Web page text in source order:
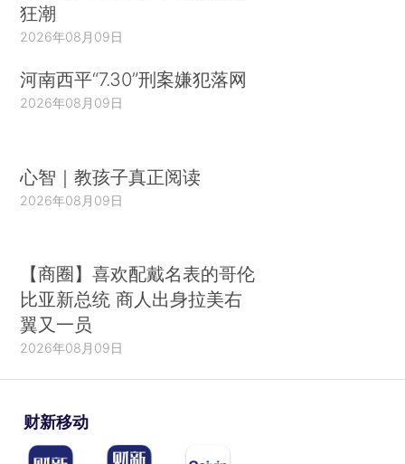
狂潮
2026年08月09日
河南西平“7.30”刑案嫌犯落网
2026年08月09日
心智｜教孩子真正阅读
2026年08月09日
【商圈】喜欢配戴名表的哥伦
比亚新总统 商人出身拉美右
翼又一员
2026年08月09日
财新移动